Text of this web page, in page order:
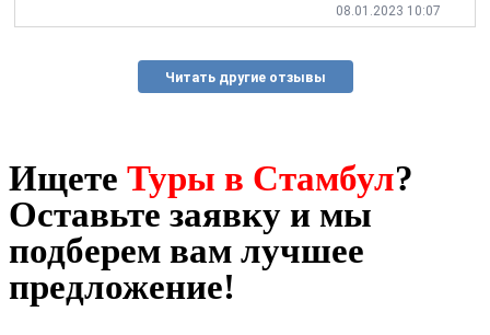
08.01.2023 10:07
Читать другие отзывы
Ищете Туры в Стамбул?
Оставьте заявку и мы
подберем вам лучшее
предложение!